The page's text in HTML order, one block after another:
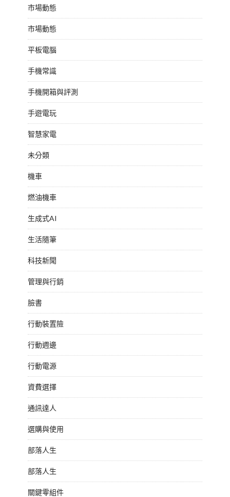
市場動態
市場動態
平板電腦
手機常識
手機開箱與評測
手遊電玩
智慧家電
未分類
機車
燃油機車
生成式AI
生活隨筆
科技新聞
管理與行銷
臉書
行動裝置險
行動週邊
行動電源
資費選擇
通訊達人
選購與使用
部落人生
部落人生
關鍵零組件